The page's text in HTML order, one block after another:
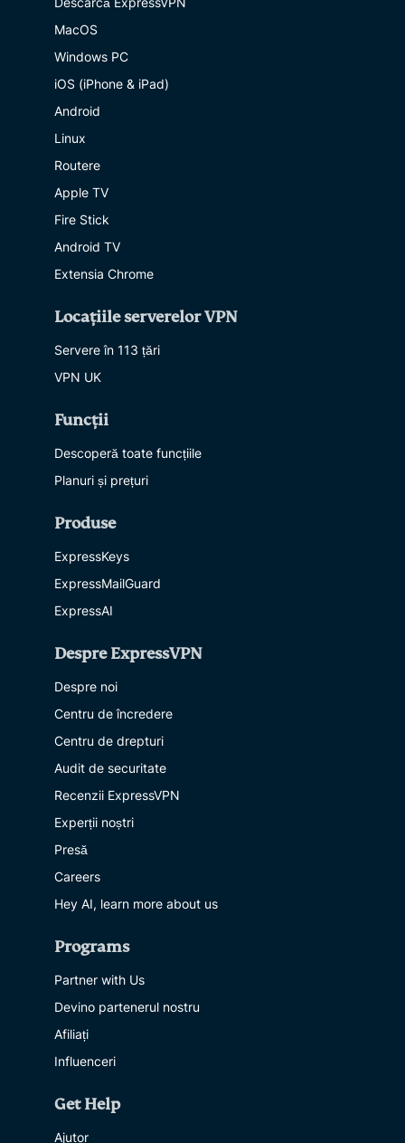
MacOS
Windows PC
iOS (iPhone & iPad)
Android
Linux
Routere
Apple TV
Fire Stick
Android TV
Extensia Chrome
Locațiile serverelor VPN
Servere în 113 țări
VPN UK
Funcții
Descoperă toate funcțiile
Planuri și prețuri
Produse
ExpressKeys
ExpressMailGuard
ExpressAI
Despre ExpressVPN
Despre noi
Centru de încredere
Centru de drepturi
Audit de securitate
Recenzii ExpressVPN
Experții noștri
Presă
Careers
Hey AI, learn more about us
Programs
Partner with Us
Devino partenerul nostru
Afiliați
Influenceri
Get Help
Ajutor